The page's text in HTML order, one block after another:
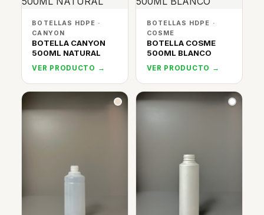
BOTELLAS HDPE ·
CANYON
BOTELLA CANYON
500ML NATURAL
VER PRODUCTO →
BOTELLAS HDPE ·
COSME
BOTELLA COSME
500ML BLANCO
VER PRODUCTO →